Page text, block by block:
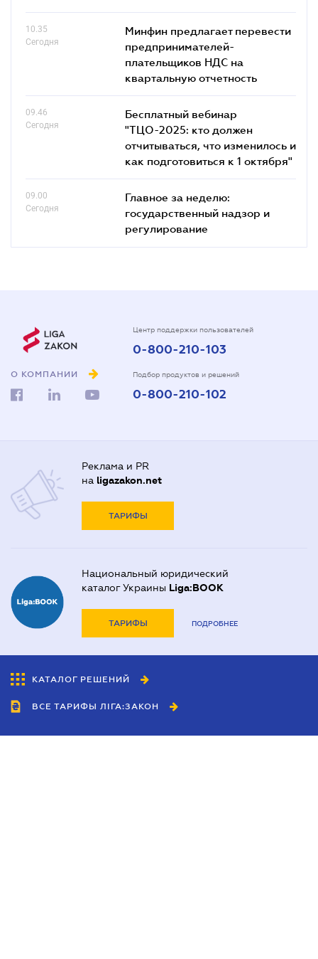
10.35
Сегодня
Минфин предлагает перевести
предпринимателей-
плательщиков НДС на
квартальную отчетность
09.46
Сегодня
Бесплатный вебинар
"ТЦО-2025: кто должен
отчитываться, что изменилось и
как подготовиться к 1 октября"
09.00
Сегодня
Главное за неделю:
государственный надзор и
регулирование
О КОМПАНИИ
Центр поддержки пользователей
0-800-210-103
Подбор продуктов и решений
0-800-210-102
Реклама и PR
на ligazakon.net
ТАРИФЫ
Национальный юридический
каталог Украины Liga:BOOK
ТАРИФЫ ПОДРОБНЕЕ
КАТАЛОГ РЕШЕНИЙ
ВСЕ ТАРИФЫ ЛІГА:ЗАКОН